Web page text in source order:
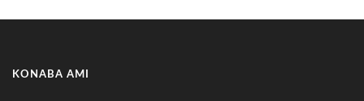
KONABA AMI